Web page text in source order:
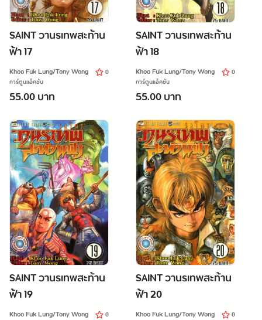
SAINT วานรเทพสะท้าน
ฟ้า 17
Khoo Fuk Lung/Tony Wong 0
การ์ตูนแอ็คชั่น
55.00 บาท
SAINT วานรเทพสะท้าน
ฟ้า 18
Khoo Fuk Lung/Tony Wong 0
การ์ตูนแอ็คชั่น
55.00 บาท
SAINT วานรเทพสะท้าน
ฟ้า 19
Khoo Fuk Lung/Tony Wong 0
SAINT วานรเทพสะท้าน
ฟ้า 20
Khoo Fuk Lung/Tony Wong 0